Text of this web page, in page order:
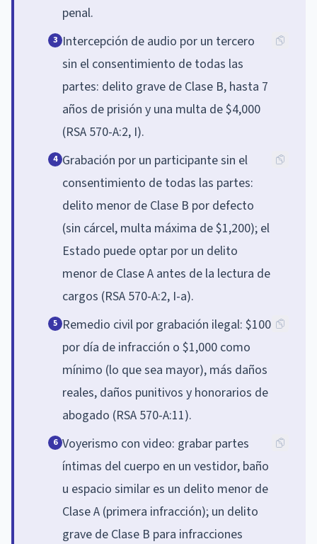
penal.
3 Intercepción de audio por un tercero
sin el consentimiento de todas las
partes: delito grave de Clase B, hasta 7
años de prisión y una multa de $4,000
(RSA 570-A:2, I).
4 Grabación por un participante sin el
consentimiento de todas las partes:
delito menor de Clase B por defecto
(sin cárcel, multa máxima de $1,200); el
Estado puede optar por un delito
menor de Clase A antes de la lectura de
cargos (RSA 570-A:2, I-a).
5 Remedio civil por grabación ilegal: $100
por día de infracción o $1,000 como
mínimo (lo que sea mayor), más daños
reales, daños punitivos y honorarios de
abogado (RSA 570-A:11).
6 Voyerismo con video: grabar partes
íntimas del cuerpo en un vestidor, baño
u espacio similar es un delito menor de
Clase A (primera infracción); un delito
grave de Clase B para infracciones